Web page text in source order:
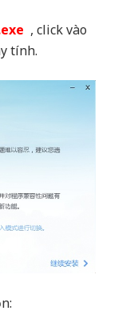
, click vào
tính.